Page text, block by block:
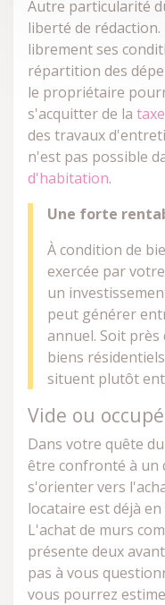
Autre particularité
liberté de
librement ses
répartition des
le propriétaire
s'acquitter de la
des travaux
n'est pas possible
d'habitation.
Une forte
À condition de
exercée par
un
peut générer
annuel. Soit
biens
situent plutôt
Vide ou
Dans votre quête
être confronté à un
s'orienter vers
locataire est déjà
L'achat de murs
présente deux
pas à vous
vous pourrez